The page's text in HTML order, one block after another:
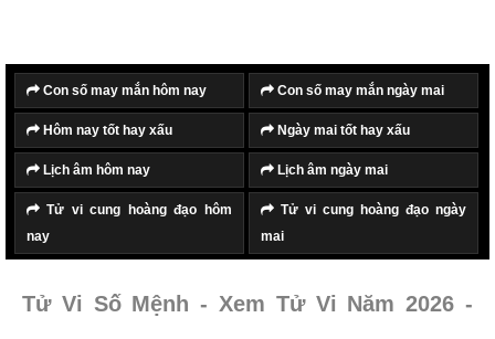
Con số may mắn hôm nay Con số may mắn ngày mai
Hôm nay tốt hay xấu Ngày mai tốt hay xấu
Lịch âm hôm nay Lịch âm ngày mai
Tử vi cung hoàng đạo hôm
nay
Tử vi cung hoàng đạo ngày
mai
Tử Vi Số Mệnh - Xem Tử Vi Năm 2026 -